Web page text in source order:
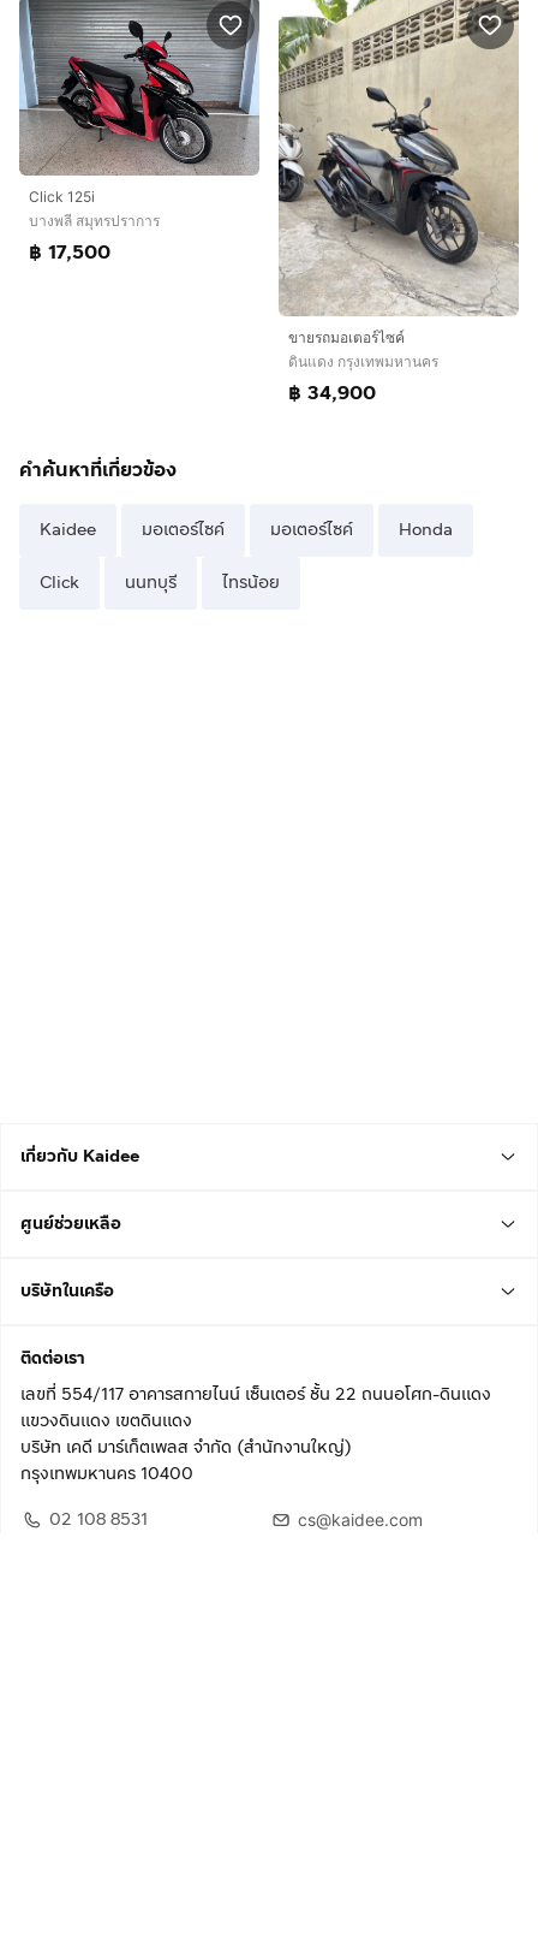
Click 125i
บางพลี สมุทรปราการ
฿ 17,500
ขายรถมอเตอร์ไซค์
ดินแดง กรุงเทพมหานคร
฿ 34,900
คำค้นหาที่เกี่ยวข้อง
Kaidee มอเตอร์ไซค์ มอเตอร์ไซค์ Honda
Click นนทบุรี ไทรน้อย
เกี่ยวกับ Kaidee
ศูนย์ช่วยเหลือ
บริษัทในเครือ
ติดต่อเรา
เลขที่ 554/117 อาคารสกายไนน์ เซ็นเตอร์ ชั้น 22 ถนนอโศก-ดินแดง
แขวงดินแดง เขตดินแดง
บริษัท เคดี มาร์เก็ตเพลส จำกัด (สำนักงานใหญ่)
กรุงเทพมหานคร 10400
02 108 8531
cs@kaidee.com